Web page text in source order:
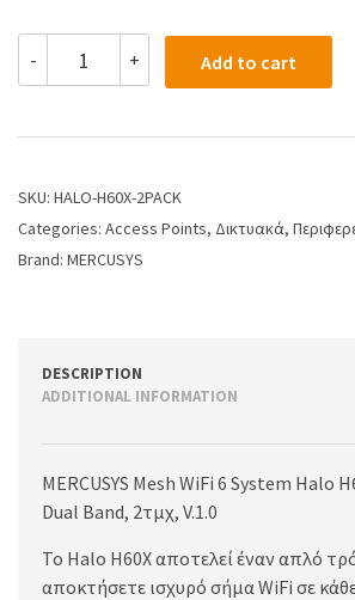
- + Add to cart
SKU: HALO-H60X-2PACK
Categories: Access Points, Δικτυακά,
Brand: MERCUSYS
DESCRIPTION
ADDITIONAL INFORMATION
MERCUSYS Mesh WiFi 6 System Halo
Dual Band, 2τμχ, V.1.0
Το Halo H60X αποτελεί έναν απλό
αποκτήσετε ισχυρό σήμα WiFi σε